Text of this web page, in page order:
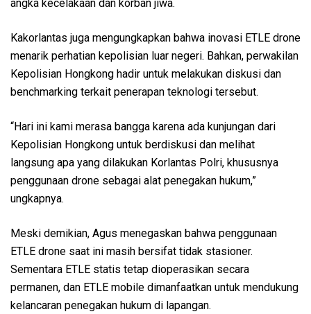
angka kecelakaan dan korban jiwa.
Kakorlantas juga mengungkapkan bahwa inovasi ETLE drone
menarik perhatian kepolisian luar negeri. Bahkan, perwakilan
Kepolisian Hongkong hadir untuk melakukan diskusi dan
benchmarking terkait penerapan teknologi tersebut.
“Hari ini kami merasa bangga karena ada kunjungan dari
Kepolisian Hongkong untuk berdiskusi dan melihat
langsung apa yang dilakukan Korlantas Polri, khususnya
penggunaan drone sebagai alat penegakan hukum,”
ungkapnya.
Meski demikian, Agus menegaskan bahwa penggunaan
ETLE drone saat ini masih bersifat tidak stasioner.
Sementara ETLE statis tetap dioperasikan secara
permanen, dan ETLE mobile dimanfaatkan untuk mendukung
kelancaran penegakan hukum di lapangan.